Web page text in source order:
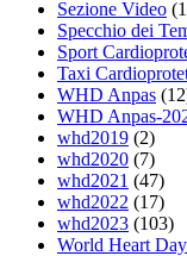
Sezione Video
Specchio dei
Sport
Taxi
WHD Anpas
WHD Anpas-
whd2019 (2)
whd2020 (7)
whd2021 (47)
whd2022 (17)
whd2023 (103)
World Heart Day